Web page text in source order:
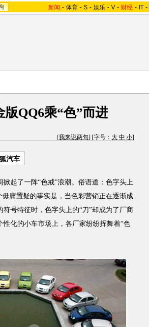
新闻 - 体育 - S - 娱乐 - V - 财经 - IT -
QQ6乘“色”而进
[我来说两句] [字号： 大 中 小]
汽车
起了一阵“色戒”浪潮。俗语道：色字头上
庸置疑的事实是，当色彩营销正在逐渐成
号特征时，色字头上的“刀”却成为了厂商
化的小车市场上，各厂家纷纷挥舞着“色